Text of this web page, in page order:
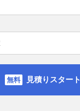
見積りスタート